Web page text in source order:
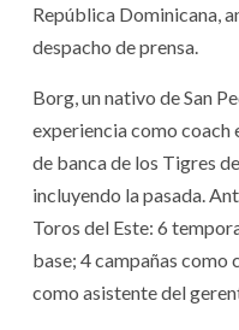
República Dominicana,
despacho de prensa.
Borg, un nativo de San
experiencia como coach
de banca de los Tigres
incluyendo la pasada.
Toros del Este: 6
base; 4 campañas como
como asistente del